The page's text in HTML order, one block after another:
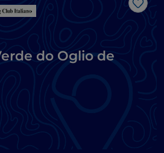
do Oglio de